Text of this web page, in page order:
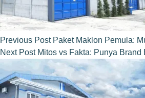
Previous Post Paket Maklon Pemula:
Next Post Mitos vs Fakta: Punya Brand